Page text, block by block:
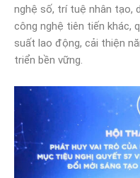
nghệ số, trí tuệ nhân tạo,
công nghệ tiên tiến khác,
suất lao động, cải thiện
triển bền vững.